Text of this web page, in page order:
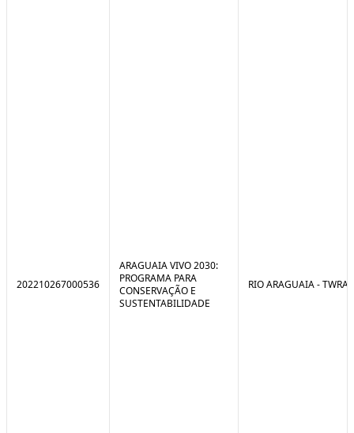
202210267000536
ARAGUAIA VIVO 2030:
PROGRAMA PARA
CONSERVAÇÃO E
SUSTENTABILIDADE
RIO ARAGUAIA - TWRA